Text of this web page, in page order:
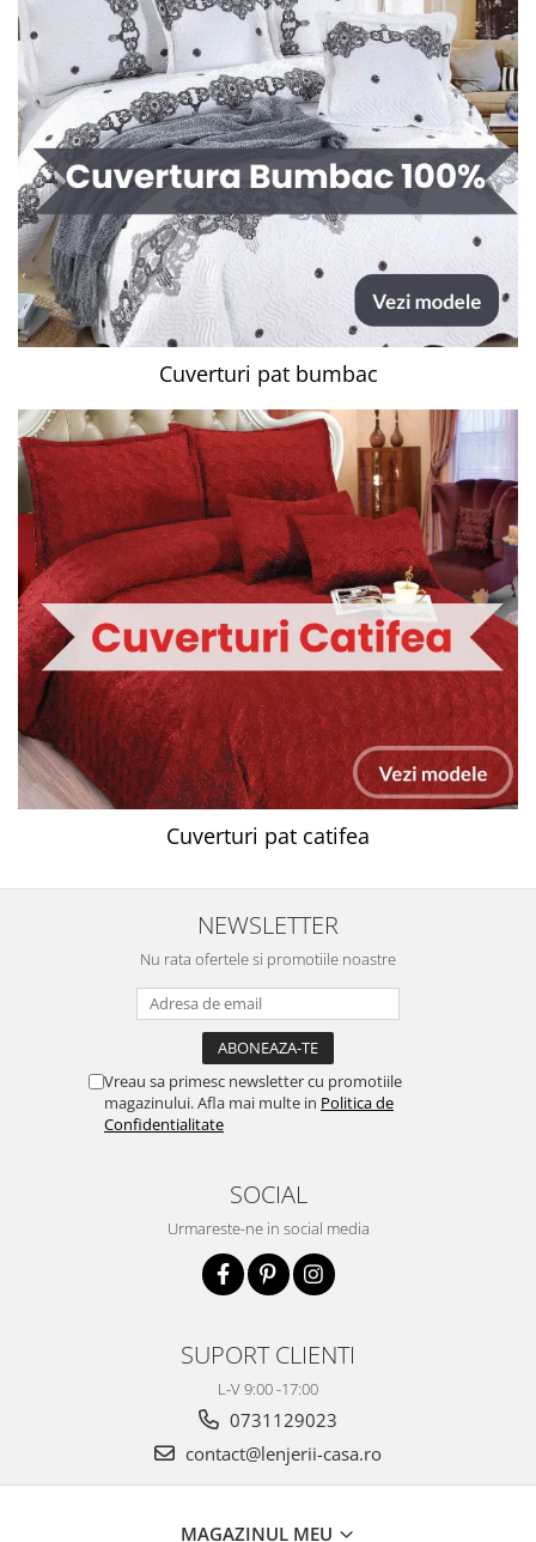
Cuverturi pat bumbac
Cuverturi pat catifea
NEWSLETTER
Nu rata ofertele si promotiile noastre
Vreau sa primesc newsletter cu promotiile
magazinului. Afla mai multe in Politica de
Confidentialitate
SOCIAL
Urmareste-ne in social media
SUPORT CLIENTI
L-V 9:00 -17:00
0731129023
contact@lenjerii-casa.ro
MAGAZINUL MEU